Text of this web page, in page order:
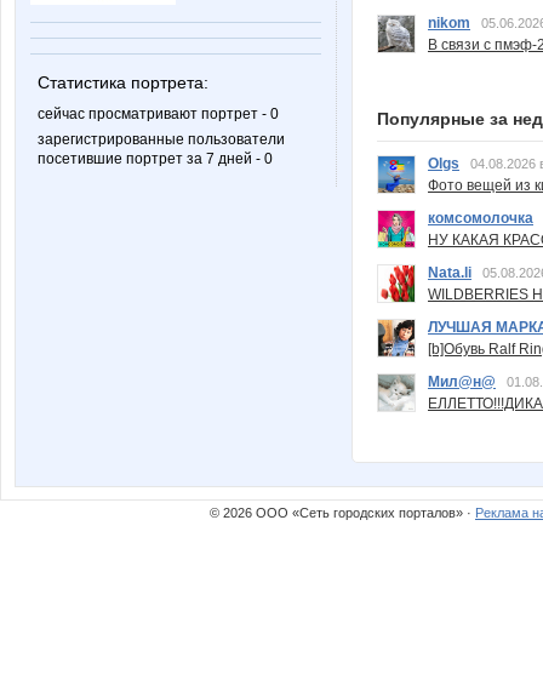
Статистика портрета:
сейчас просматривают портрет - 0
зарегистрированные пользователи
посетившие портрет за 7 дней - 0
nikom
В связи с пмэф-
Популярные за
Olgs 04.08.2026
Фото вещей из
комсомолочка
НУ КАКАЯ
Nata.li
ЛУЧШАЯ
[b]Обувь Ralf
Мил@н@
© 2026 ООО «Сеть городских порталов» · Реклама